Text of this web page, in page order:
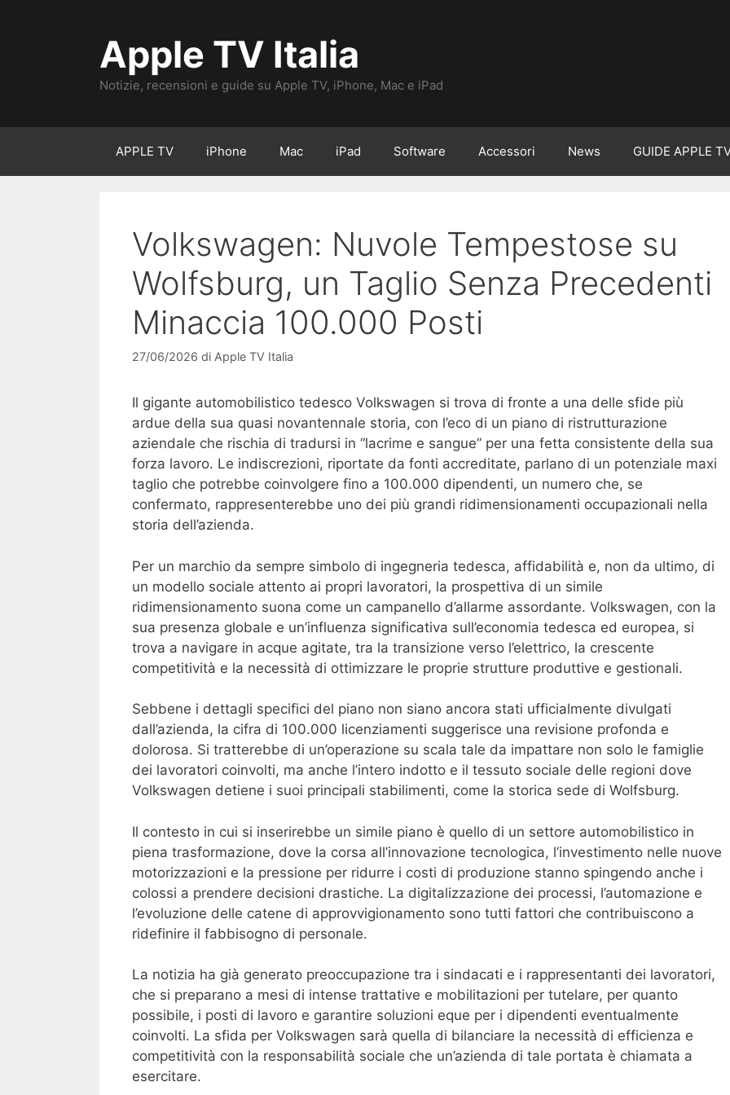
Apple TV Italia
Notizie, recensioni e guide su Apple TV, iPhone, Mac e iPad
APPLE TV iPhone Mac iPad Software Accessori News GUIDE APPLE
Volkswagen: Nuvole Tempestose su
Wolfsburg, un Taglio Senza Precedenti
Minaccia 100.000 Posti
27/06/2026 di Apple TV Italia
Il gigante automobilistico tedesco Volkswagen si trova di fronte a una delle sfide più
ardue della sua quasi novantennale storia, con l’eco di un piano di ristrutturazione
aziendale che rischia di tradursi in “lacrime e sangue” per una fetta consistente della sua
forza lavoro. Le indiscrezioni, riportate da fonti accreditate, parlano di un potenziale maxi
taglio che potrebbe coinvolgere fino a 100.000 dipendenti, un numero che, se
confermato, rappresenterebbe uno dei più grandi ridimensionamenti occupazionali nella
storia dell’azienda.
Per un marchio da sempre simbolo di ingegneria tedesca, affidabilità e, non da ultimo, di
un modello sociale attento ai propri lavoratori, la prospettiva di un simile
ridimensionamento suona come un campanello d’allarme assordante. Volkswagen, con la
sua presenza globale e un’influenza significativa sull’economia tedesca ed europea, si
trova a navigare in acque agitate, tra la transizione verso l’elettrico, la crescente
competitività e la necessità di ottimizzare le proprie strutture produttive e gestionali.
Sebbene i dettagli specifici del piano non siano ancora stati ufficialmente divulgati
dall’azienda, la cifra di 100.000 licenziamenti suggerisce una revisione profonda e
dolorosa. Si tratterebbe di un’operazione su scala tale da impattare non solo le famiglie
dei lavoratori coinvolti, ma anche l’intero indotto e il tessuto sociale delle regioni dove
Volkswagen detiene i suoi principali stabilimenti, come la storica sede di Wolfsburg.
Il contesto in cui si inserirebbe un simile piano è quello di un settore automobilistico in
piena trasformazione, dove la corsa all’innovazione tecnologica, l’investimento nelle nuove
motorizzazioni e la pressione per ridurre i costi di produzione stanno spingendo anche i
colossi a prendere decisioni drastiche. La digitalizzazione dei processi, l’automazione e
l’evoluzione delle catene di approvvigionamento sono tutti fattori che contribuiscono a
ridefinire il fabbisogno di personale.
La notizia ha già generato preoccupazione tra i sindacati e i rappresentanti dei lavoratori,
che si preparano a mesi di intense trattative e mobilitazioni per tutelare, per quanto
possibile, i posti di lavoro e garantire soluzioni eque per i dipendenti eventualmente
coinvolti. La sfida per Volkswagen sarà quella di bilanciare la necessità di efficienza e
competitività con la responsabilità sociale che un’azienda di tale portata è chiamata a
esercitare.